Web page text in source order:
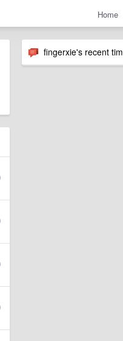
Home
fingerxie's recent